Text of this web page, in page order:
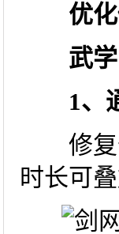
优
武学
1、
修复部
时长可